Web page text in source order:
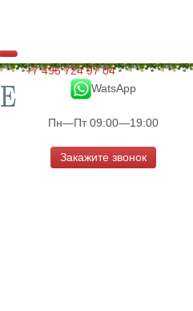
+7 495 724 97 04
WatsApp
Пн—Пт 09:00—19:00
Закажите звонок